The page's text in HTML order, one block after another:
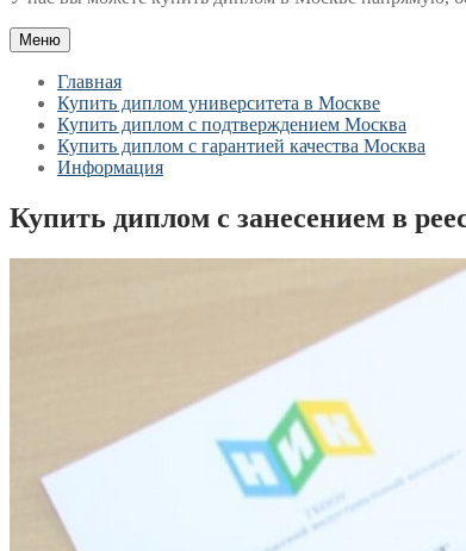
Меню
Главная
Купить диплом университета в Москве
Купить диплом с подтверждением Москва
Купить диплом с гарантией качества Москва
Информация
Купить диплом с занесением в